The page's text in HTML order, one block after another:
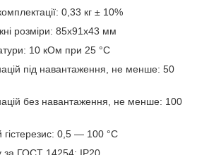
0,33 кг ± 10%
розміри: 85x91x43 мм
10 кОм при 25 °C
під навантаження, не менше: 50
без навантаження, не менше: 100
0,5 — 100 °C